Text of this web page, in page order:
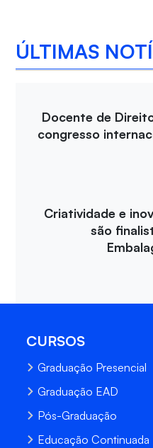
ÚLTIMAS
Docente de
congresso
Criatividade e
são
CURSOS
Graduação Presencial
Graduação EAD
Pós-Graduação
Educação Continuada